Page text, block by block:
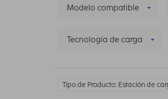
Modelo compatible
Tecnología de carga
Tipo de Producto: Estación de